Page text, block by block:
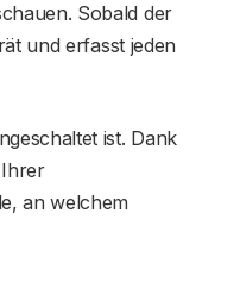
Sobald der
und erfasst jeden
ist. Dank
an welchem